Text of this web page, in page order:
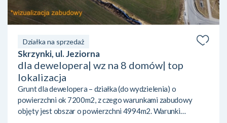
Działka na sprzedaż
Skrzynki, ul. Jeziorna
dla dewelopera| wz na 8 domów| top
lokalizacja
Grunt dla dewelopera – działka (do wydzielenia) o
powierzchni ok 7200m2, z czego warunkami zabudowy
objęty jest obszar o powierzchni 4994m2. Warunki